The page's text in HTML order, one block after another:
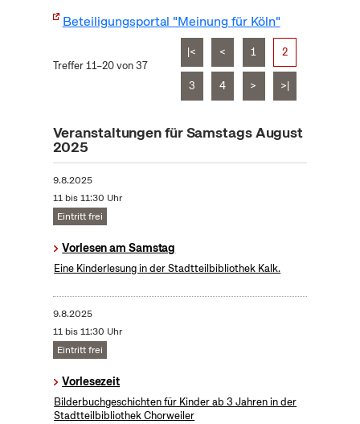
Beteiligungsportal "Meinung für Köln"
Treffer 11–20 von 37
|< < 1 2
3 4 > >|
Veranstaltungen für Samstags August
2025
9.8.2025
11 bis 11:30 Uhr
Eintritt frei
Vorlesen am Samstag
Eine Kinderlesung in der Stadtteilbibliothek Kalk.
9.8.2025
11 bis 11:30 Uhr
Eintritt frei
Vorlesezeit
Bilderbuchgeschichten für Kinder ab 3 Jahren in der
Stadtteilbibliothek Chorweiler